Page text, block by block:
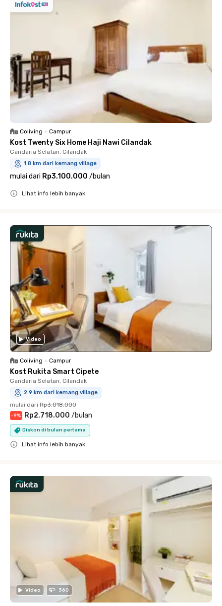
Coliving • Campur
Kost Twenty Six Home Haji Nawi Cilandak
Gandaria Selatan, Cilandak
1.8 km dari kemang village
mulai dari Rp3.100.000 /bulan
Lihat info lebih banyak
Video
Coliving • Campur
Kost Rukita Smart Cipete
Gandaria Selatan, Cilandak
2.9 km dari kemang village
mulai dari Rp3.018.000
-9% Rp2.718.000 /bulan
Diskon di bulan pertama
Lihat info lebih banyak
Video 360